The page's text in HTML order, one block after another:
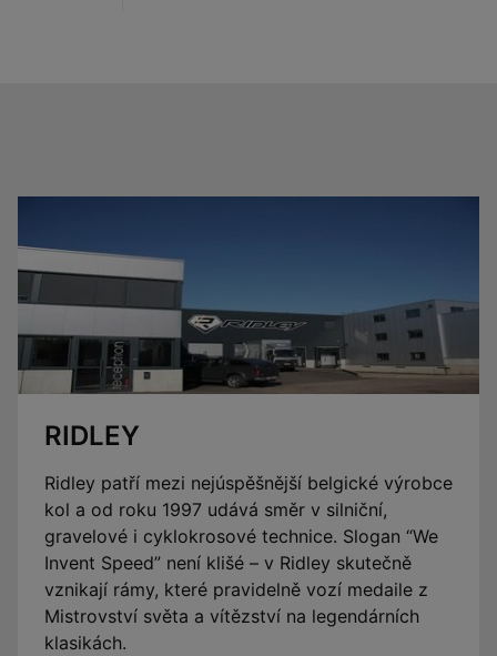
RIDLEY
Ridley patří mezi nejúspěšnější belgické výrobce
kol a od roku 1997 udává směr v silniční,
gravelové i cyklokrosové technice. Slogan “We
Invent Speed” není klišé – v Ridley skutečně
vznikají rámy, které pravidelně vozí medaile z
Mistrovství světa a vítězství na legendárních
klasikách.